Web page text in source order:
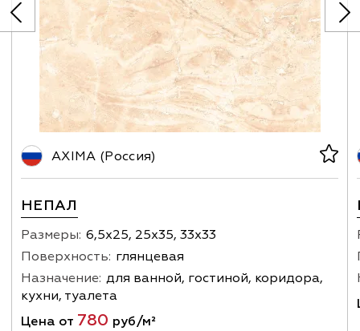
AXIMA (Россия)
НЕПАЛ
Размеры: 6,5х25, 25х35, 33х33
Поверхность: глянцевая
Назначение: для ванной, гостиной, коридора,
кухни, туалета
Цена от 780 руб/м²